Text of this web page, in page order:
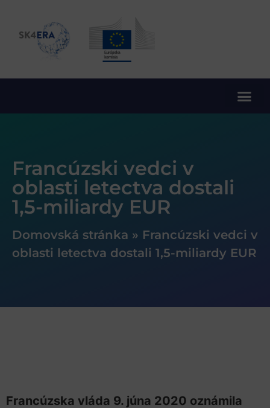
Francúzski vedci v
oblasti letectva dostali
1,5-miliardy EUR
Domovská stránka » Francúzski vedci v
oblasti letectva dostali 1,5-miliardy EUR
Francúzska vláda 9. júna 2020 oznámila